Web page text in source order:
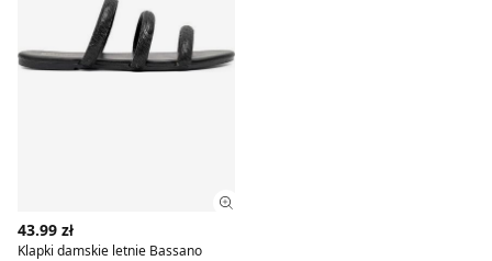
Zobacz szczegóły produktu
43.99 zł
Klapki damskie letnie Bassano